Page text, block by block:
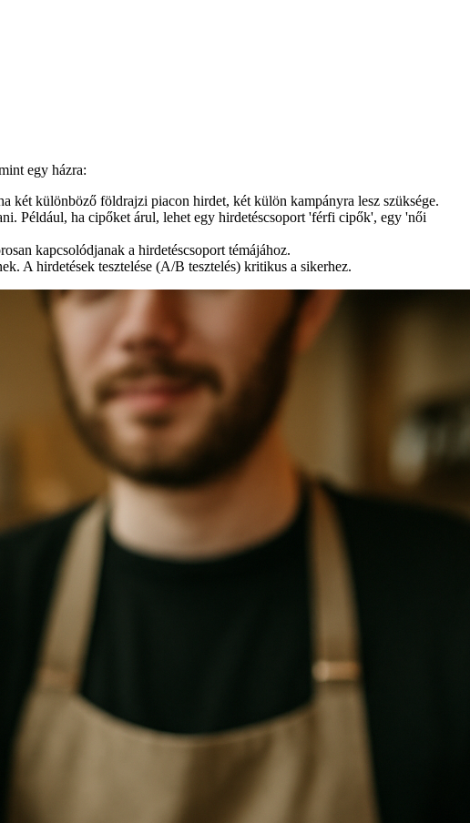
egy házra:
két különböző földrajzi piacon hirdet, két külön kampányra lesz szüksége.
Például, ha cipőket árul, lehet egy hirdetéscsoport 'férfi cipők', egy 'női
kapcsolódjanak a hirdetéscsoport témájához.
A hirdetések tesztelése (A/B tesztelés) kritikus a sikerhez.